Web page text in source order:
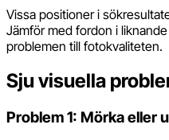
Vissa positioner i
Jämför med fordon i
problemen till fotokvaliteten.
Sju visuella
Problem 1: Mörka eller